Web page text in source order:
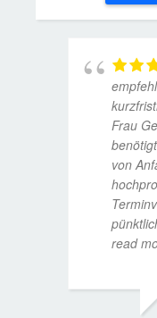
Frau
von
read